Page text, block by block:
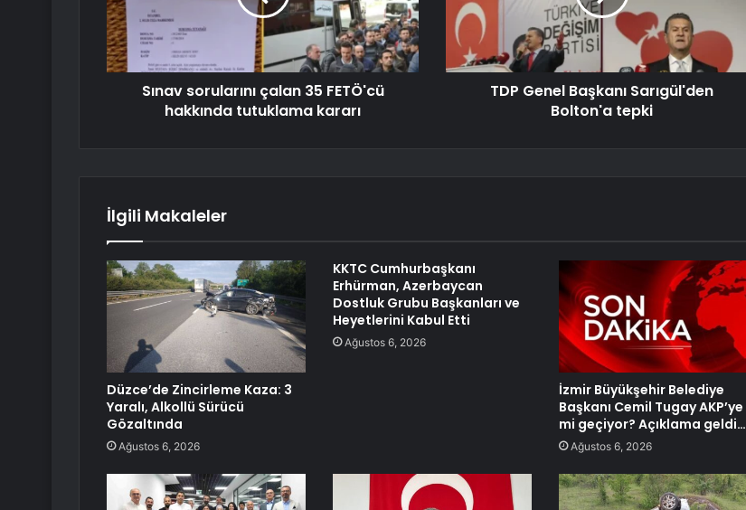
Sınav sorularını çalan 35 FETÖ'cü
hakkında tutuklama kararı
TDP Genel Başkanı Sarıgül'den
Bolton'a tepki
İlgili Makaleler
Düzce’de Zincirleme Kaza: 3
Yaralı, Alkollü Sürücü
Gözaltında
Ağustos 6, 2026
KKTC Cumhurbaşkanı
Erhürman, Azerbaycan
Dostluk Grubu Başkanları ve
Heyetlerini Kabul Etti
Ağustos 6, 2026
İzmir Büyükşehir Belediye
Başkanı Cemil Tugay AKP’ye
mi geçiyor? Açıklama geldi…
Ağustos 6, 2026